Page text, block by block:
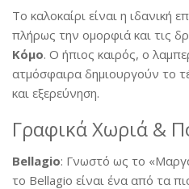
Το καλοκαίρι είναι η ιδανική
πλήρως την ομορφιά και τις
Κόμο. Ο ήπιος καιρός, ο
ατμόσφαιρα δημιουργούν το
και εξερεύνηση.
Γραφικά Χωριά &
Bellagio: Γνωστό ως το
το Bellagio είναι ένα από τα